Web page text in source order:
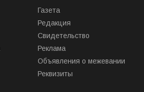
Газета
Редакция
Свидетельство
Реклама
Объявления о межевании
Реквизиты